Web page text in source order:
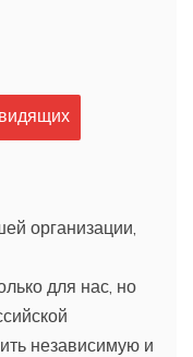
организации,
для нас, но
независимую и